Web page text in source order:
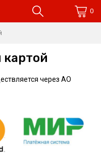
0
картой
через АО